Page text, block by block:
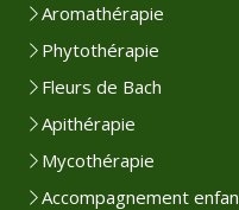
Aromathérapie
Phytothérapie
Fleurs de Bach
Apithérapie
Mycothérapie
Accompagnement